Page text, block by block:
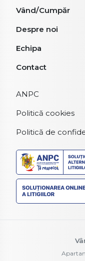
Vând/Cumpăr
Despre noi
Echipa
Contact
ANPC
Politică cookies
Politică de